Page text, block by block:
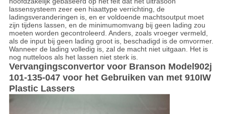
lassensysteem zeer een hiaattype verrichting, de
ladingsveranderingen is, en er voldoende machtsoutput moet
zijn tijdens lassen, en de minimumomvang bij geen lading zou
moeten worden gecontroleerd. Anders, zoals vroeger vermeld,
als de input bij geen lading groot is, beschadigd is de omvormer.
Wanneer de lading volledig is, zal de macht niet uitgaan. Het is
nog nutteloos als het lassen niet sterk is.
Vervangingsconvertor voor Branson Model902j
101-135-047 voor het Gebruiken van met 910IW
Plastic Lassers